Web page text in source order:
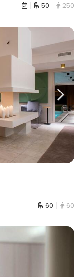
50 250
60 60